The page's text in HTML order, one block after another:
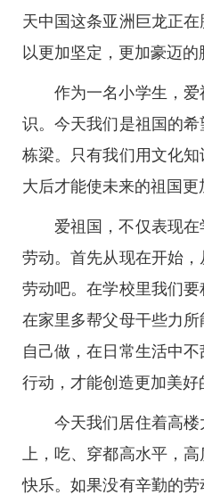
天中国这条亚洲巨龙正
以更加坚定，更加豪迈的
作为一名小学生，
识。今天我们是祖国的
栋梁。只有我们用文化
大后才能使未来的祖国更
爱祖国，不仅表现
劳动。首先从现在开始
劳动吧。在学校里我们要
在家里多帮父母干些力
自己做，在日常生活中
行动，才能创造更加美好
今天我们居住着高
上，吃、穿都高水平，
快乐。如果没有辛勤的